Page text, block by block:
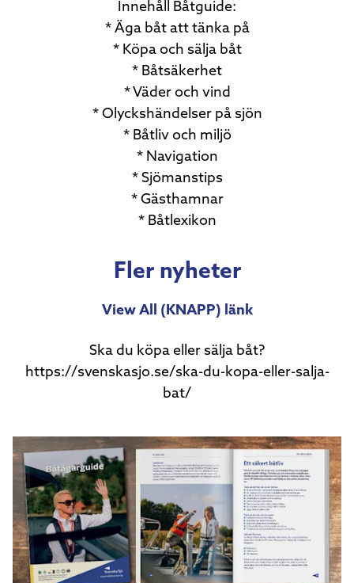
Innehåll Båtguide:
* Äga båt att tänka på
* Köpa och sälja båt
* Båtsäkerhet
* Väder och vind
* Olyckshändelser på sjön
* Båtliv och miljö
* Navigation
* Sjömanstips
* Gästhamnar
* Båtlexikon
Fler nyheter
View All (KNAPP) länk
Ska du köpa eller sälja båt?
https://svenskasjo.se/ska-du-kopa-eller-salja-
bat/